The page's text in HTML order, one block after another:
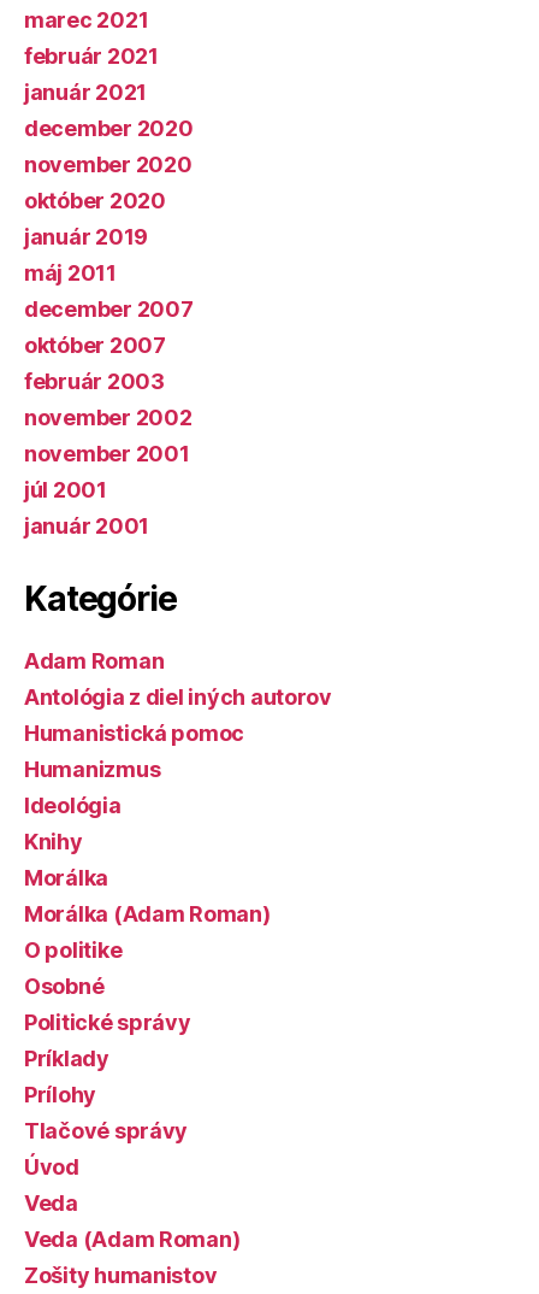
marec 2021
február 2021
január 2021
december 2020
november 2020
október 2020
január 2019
máj 2011
december 2007
október 2007
február 2003
november 2002
november 2001
júl 2001
január 2001
Kategórie
Adam Roman
Antológia z diel iných autorov
Humanistická pomoc
Humanizmus
Ideológia
Knihy
Morálka
Morálka (Adam Roman)
O politike
Osobné
Politické správy
Príklady
Prílohy
Tlačové správy
Úvod
Veda
Veda (Adam Roman)
Zošity humanistov